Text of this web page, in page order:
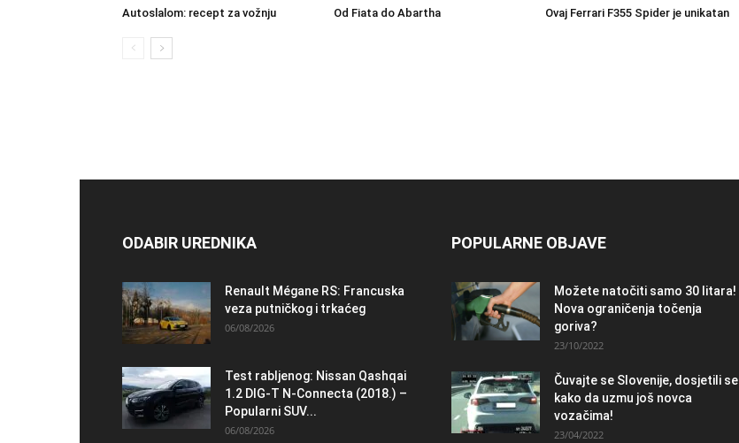
Autoslalom: recept za vožnju Od Fiata do Abartha Ovaj Ferrari F355 Spider je unikatan
ODABIR UREDNIKA
Renault Mégane RS: Francuska
veza putničkog i trkaćeg
06/08/2026
Test rabljenog: Nissan Qashqai
1.2 DIG-T N-Connecta (2018.) –
Popularni SUV...
06/08/2026
POPULARNE OBJAVE
Možete natočiti samo 30 litara!
Nova ograničenja točenja
goriva?
23/10/2022
Čuvajte se Slovenije, dosjetili se
kako da uzmu još novca
vozačima!
23/04/2022